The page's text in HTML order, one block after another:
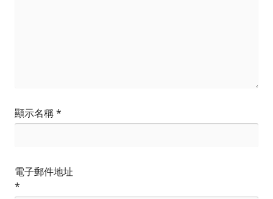
顯示名稱*
電子郵件地址
*